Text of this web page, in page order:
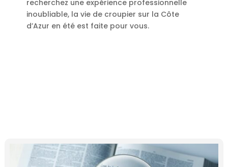
recherchez une expérience professionnelle
inoubliable, la vie de croupier sur la Côte
d’Azur en été est faite pour vous.